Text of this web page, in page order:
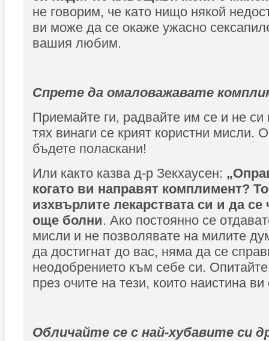
не говорим, че като нищо някой
ви може да се окаже ужасно
вашия любим.
Спрете да омаловажавате
Приемайте ги, радвайте им се и не си
тях винаги се крият користни мисли.
бъдете поласкани!
Или както казва д-р Зекхаусен:
когато ви направят комплимент?
изхвърлите лекарствата си и да се
още болни. Ако постоянно се
мисли и не позволявате на милите
да достигнат до вас, няма да се
неодобрението към себе си.
през очите на тези, които наистина ви
Обличайте се с най-хубавите си